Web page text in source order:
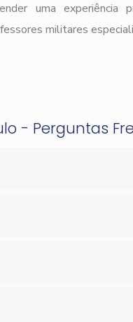
uma experiência
militares
- Perguntas